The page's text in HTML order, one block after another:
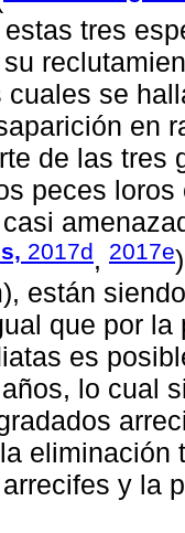
tres
cuales se
en
de las tres
peces
2017d, 2017e
están
que por
es
lo cual
eliminación
y la